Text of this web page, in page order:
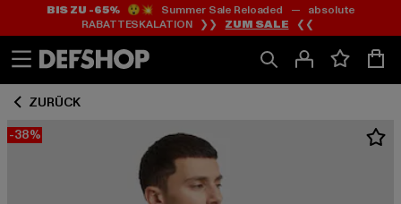
Zum
Inhalt
springen
Zum
Fußzeile
springen
BIS ZU -65%😲💥 Summer Sale Reloaded — absolute
RABATTESKALATION ❯❯ ZUM SALE ❮❮
ZURÜCK
-38%